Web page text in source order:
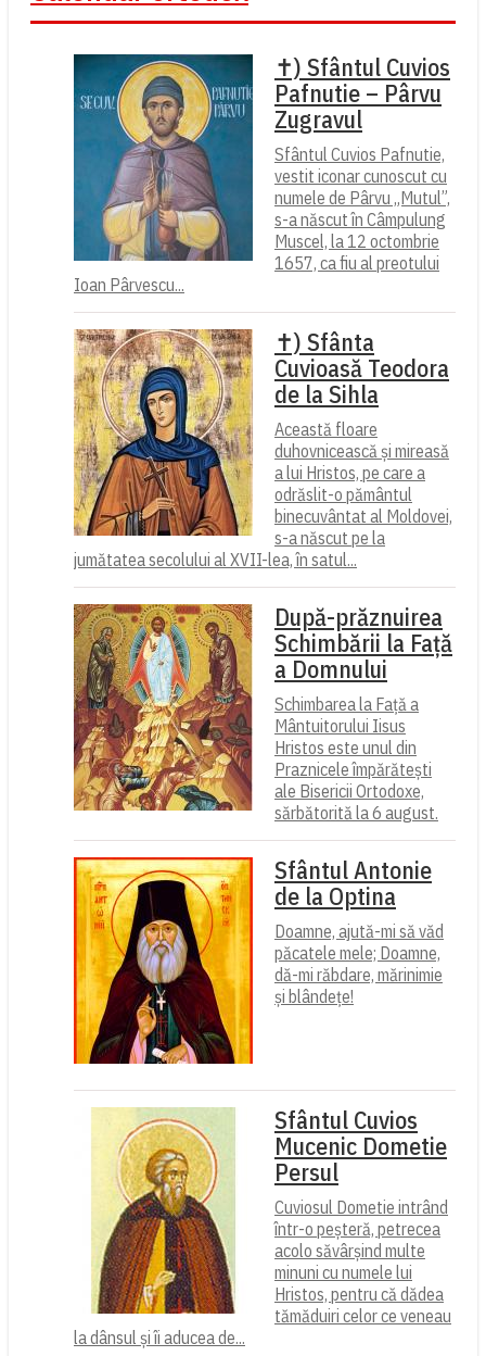
✝) Sfântul Cuvios
Pafnutie – Pârvu
Zugravul
Sfântul Cuvios Pafnutie,
vestit iconar cunoscut cu
numele de Pârvu „Mutul”,
s-a născut în Câmpulung
Muscel, la 12 octombrie
1657, ca fiu al preotului
Ioan Pârvescu...
✝) Sfânta
Cuvioasă Teodora
de la Sihla
Această floare
duhovnicească și mireasă
a lui Hristos, pe care a
odrăslit-o pământul
binecuvântat al Moldovei,
s-a născut pe la
jumătatea secolului al XVII-lea, în satul...
După-prăznuirea
Schimbării la Față
a Domnului
Schimbarea la Față a
Mântuitorului Iisus
Hristos este unul din
Praznicele împărătești
ale Bisericii Ortodoxe,
sărbătorită la 6 august.
Sfântul Antonie
de la Optina
Doamne, ajută-mi să văd
păcatele mele; Doamne,
dă-mi răbdare, mărinimie
şi blândeţe!
Sfântul Cuvios
Mucenic Dometie
Persul
Cuviosul Dometie intrând
într-o peșteră, petrecea
acolo săvârșind multe
minuni cu numele lui
Hristos, pentru că dădea
tămăduiri celor ce veneau
la dânsul și îi aducea de...